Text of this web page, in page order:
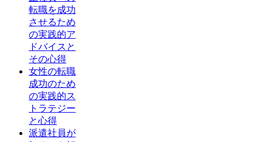
転職を成功
させるため
の実践的ア
ドバイスと
その心得
女性の転職
成功のため
の実践的ス
トラテジー
と心得
派遣社員が